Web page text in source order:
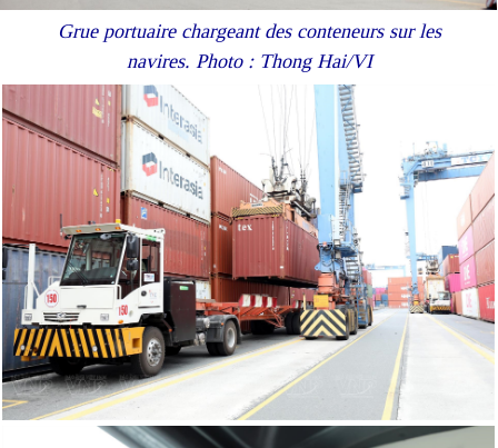
Grue portuaire chargeant des conteneurs sur les
navires. Photo : Thong Hai/VI